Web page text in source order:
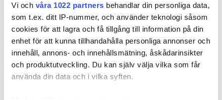
Vi och våra 1022 partners behandlar din personliga data,
som t.ex. ditt IP-nummer, och använder teknologi såsom
cookies för att lagra och få tillgång till information på din
enhet för att kunna tillhandahålla personliga annonser och
innehåll, annons- och innehållsmätning, åskådarinsikter
och produktutveckling. Du kan själv välja vilka som får
använda din data och i vilka syften.
Related products